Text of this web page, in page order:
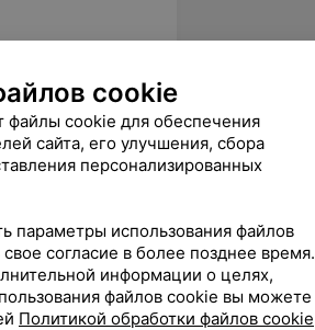
78
cookie
файлы cookie для обеспечения
сайта, его улучшения, сбора
персонализированных
параметры использования файлов
согласие в более позднее время.
информации о целях,
файлов cookie вы можете
Политикой обработки файлов cookie